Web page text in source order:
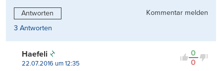
Antworten
Kommentar melden
3 Antworten
0
0
Haefeli
22.07.2016 um 12:35